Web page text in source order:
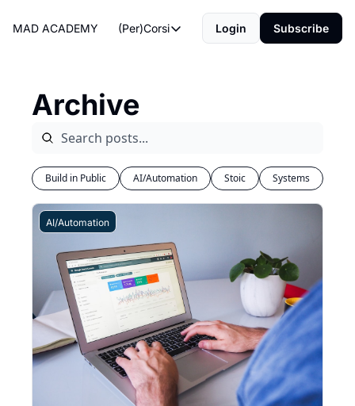
MAD ACADEMY (Per)Corsi
(Per)Corsi
Login Subscribe
Archive
Build in Public AI/Automation Stoic Systems
AI/Automation